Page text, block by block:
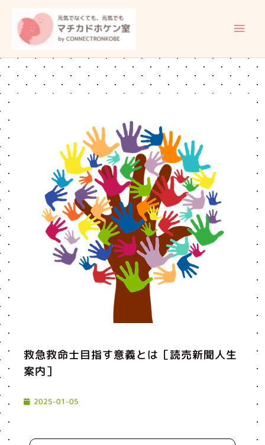
ッ
プ
イ
ン
メ
救急救命士目指す意義とは［読売新聞人生
案内］
2025-01-05